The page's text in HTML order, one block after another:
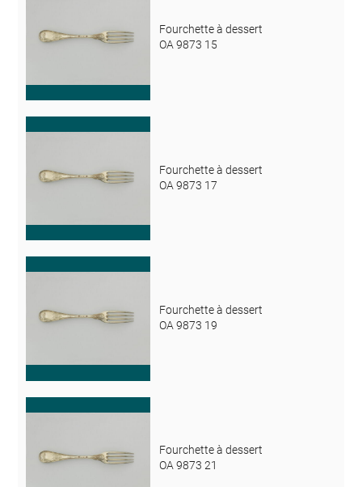
Fourchette à dessert
OA 9873 15
Fourchette à dessert
OA 9873 17
Fourchette à dessert
OA 9873 19
Fourchette à dessert
OA 9873 21